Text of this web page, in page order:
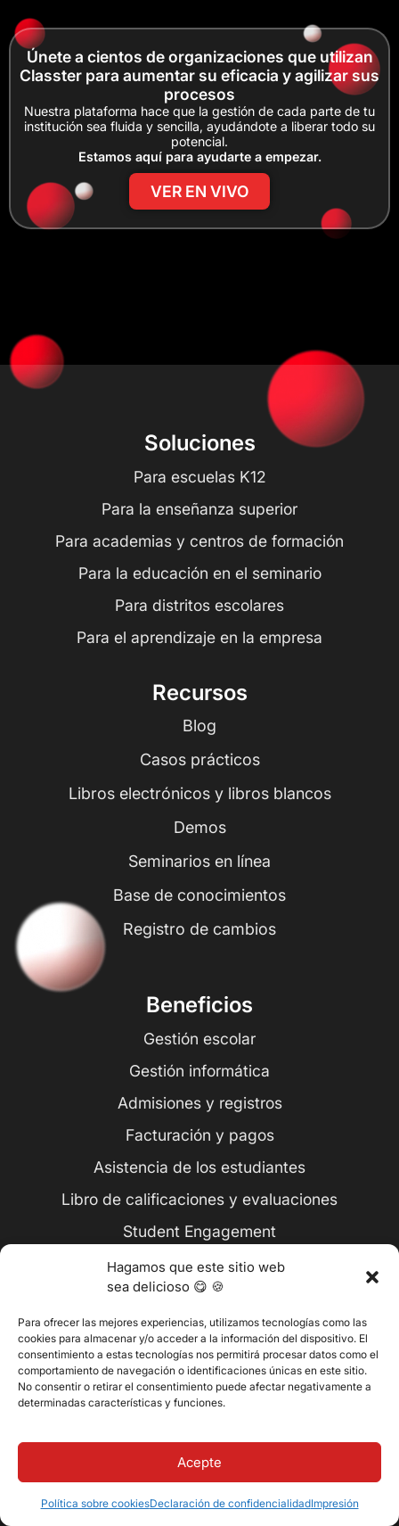
Hagamos que este sitio web
sea delicioso 😋 🍪
Para ofrecer las mejores experiencias, utilizamos tecnologías como las
cookies para almacenar y/o acceder a la información del dispositivo. El
consentimiento a estas tecnologías nos permitirá procesar datos como el
comportamiento de navegación o identificaciones únicas en este sitio.
No consentir o retirar el consentimiento puede afectar negativamente a
determinadas características y funciones.
Acepte
Política sobre cookiesDeclaración de confidencialidadImpresión
Únete a cientos de organizaciones que utilizan
Classter para aumentar su eficacia y agilizar sus
procesos
Nuestra plataforma hace que la gestión de cada parte de tu
institución sea fluida y sencilla, ayudándote a liberar todo su
potencial.
Estamos aquí para ayudarte a empezar.
VER EN VIVO
Soluciones
Para escuelas K12
Para la enseñanza superior
Para academias y centros de formación
Para la educación en el seminario
Para distritos escolares
Para el aprendizaje en la empresa
Recursos
Blog
Casos prácticos
Libros electrónicos y libros blancos
Demos
Seminarios en línea
Base de conocimientos
Registro de cambios
Beneficios
Gestión escolar
Gestión informática
Admisiones y registros
Facturación y pagos
Asistencia de los estudiantes
Libro de calificaciones y evaluaciones
Student Engagement
Aprendizaje híbrido
Empresa
Acerca de Classter
Póngase en contacto con nosotros
Precios